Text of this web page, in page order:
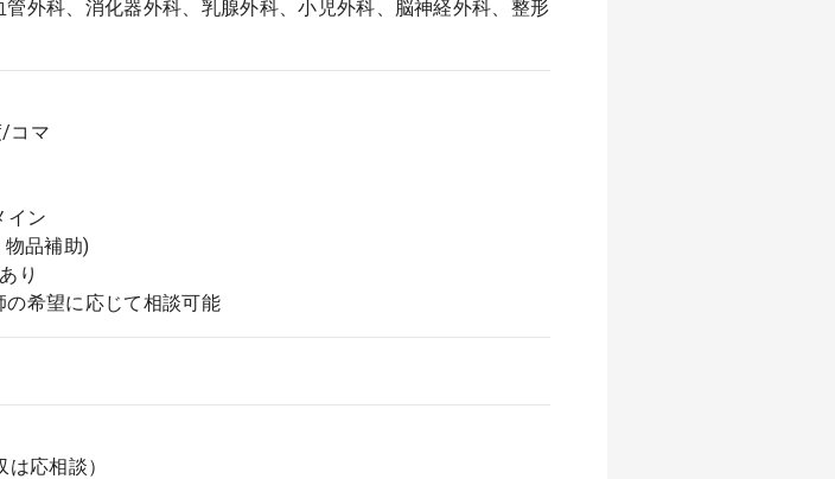
外科、消化器外科、乳腺外科、小児外科、脳神経外科、整形
コマ
ン
品補助)
り
希望に応じて相談可能
応相談）